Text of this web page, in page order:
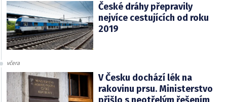
České dráhy přepravily
nejvíce cestujících od roku
2019
včera
V Česku dochází lék na
rakovinu prsu. Ministerstvo